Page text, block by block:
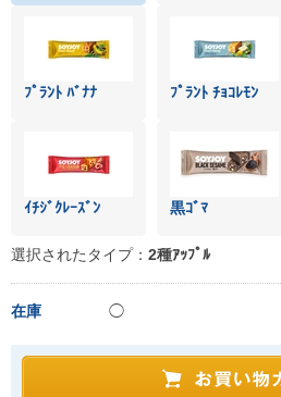
ﾌﾟﾗﾝﾄ ﾊﾞﾅﾅ ﾌﾟﾗﾝﾄ ﾁｮｺﾚﾓﾝ
ｲﾁｼﾞｸﾚｰｽﾞﾝ 黒ｺﾞﾏ
選択されたタイプ： 2種ｱｯﾌﾟﾙ
在庫 ◯